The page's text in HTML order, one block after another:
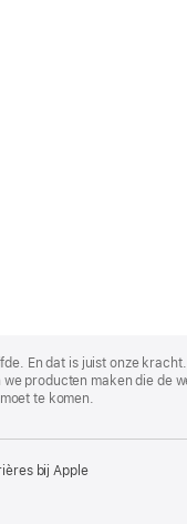
En dat is juist onze
producten maken die de
te komen.
bij Apple